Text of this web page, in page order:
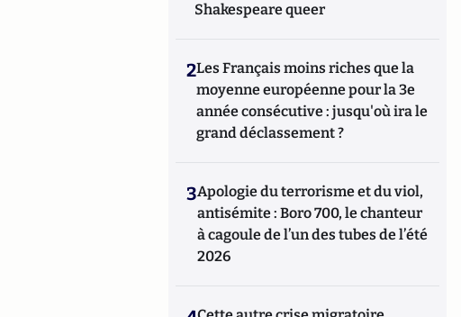
Shakespeare queer
2Les Français moins riches que la
moyenne européenne pour la 3e
année consécutive : jusqu'où ira le
grand déclassement ?
3Apologie du terrorisme et du viol,
antisémite : Boro 700, le chanteur
à cagoule de l’un des tubes de l’été
2026